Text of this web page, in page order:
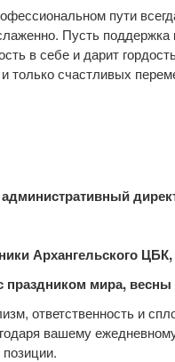
пути
Пусть
в себе и дарит
только счастливых
Архангельского
праздником мира, весны
ответственность и
вашему